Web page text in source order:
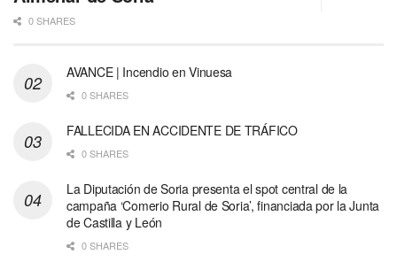
0 SHARES
AVANCE | Incendio en Vinuesa
0 SHARES
FALLECIDA EN ACCIDENTE DE TRÁFICO
0 SHARES
La Diputación de Soria presenta el spot central de la
campaña ‘Comerio Rural de Soria’, financiada por la Junta
de Castilla y León
0 SHARES